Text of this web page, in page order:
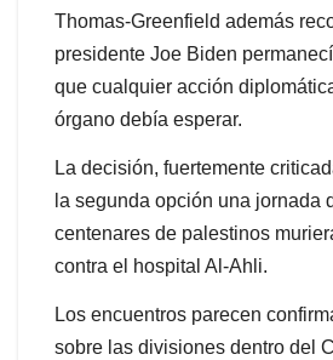
Thomas-Greenfield además
presidente Joe Biden
que cualquier acción
órgano debía esperar.
La decisión, fuertemente
la segunda opción una jornada
centenares de palestinos
contra el hospital Al-Ahli.
Los encuentros parecen
sobre las divisiones dentro del